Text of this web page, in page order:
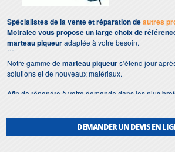
Spécialistes de la vente et réparation deautres
Motralec vous propose un large choix de
marteau piqueuradaptée à votre besoin.
Notre gamme demarteau piqueurs’étend jour
solutions et de nouveaux matériaux.
Afin de répondre à votre demande dans les plus
met également à votre disposition son
maintenance demarteau piqueur.
DEMANDER UN DEVIS EN